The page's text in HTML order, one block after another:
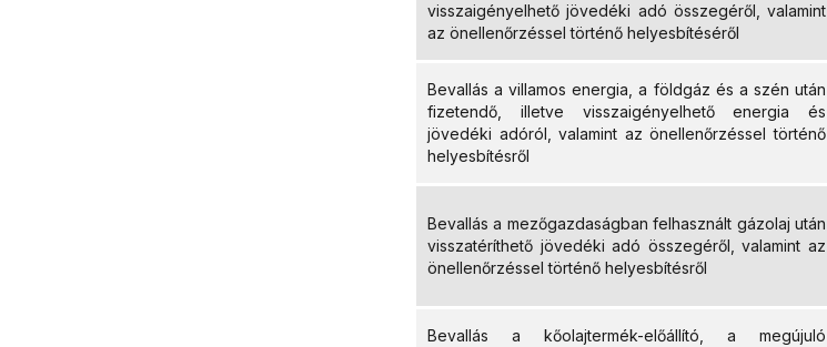
visszaigényelhető jövedéki adó összegéről, valamint
az önellenőrzéssel történő helyesbítéséről
Bevallás a villamos energia, a földgáz és a szén után
fizetendő, illetve visszaigényelhető energia és
jövedéki adóról, valamint az önellenőrzéssel történő
helyesbítésről
Bevallás a mezőgazdaságban felhasznált gázolaj után
visszatéríthető jövedéki adó összegéről, valamint az
önellenőrzéssel történő helyesbítésről
Bevallás a kőolajtermék-előállító, a megújuló